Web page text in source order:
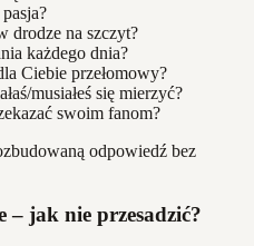
drodze na szczyt?
każdego dnia?
Ciebie przełomowy?
musiałeś się mierzyć?
swoim fanom?
odpowiedź bez
jak nie przesadzić?